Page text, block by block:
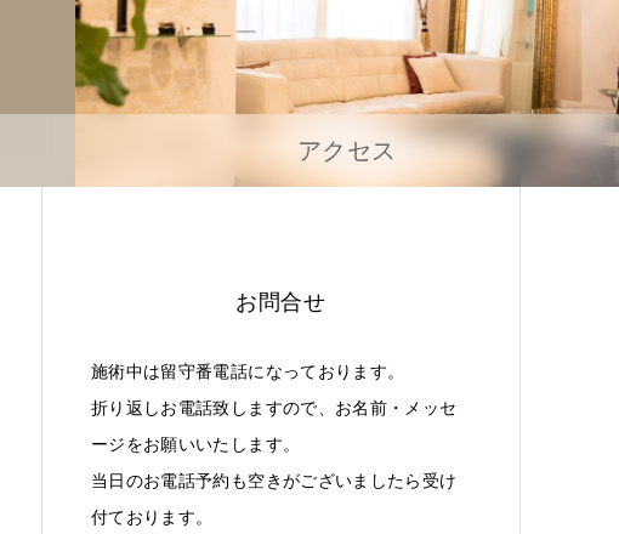
アクセス
お問合せ
施術中は留守番電話になっております。
折り返しお電話致しますので、お名前・メッセ
ージをお願いいたします。
当日のお電話予約も空きがございましたら受け
付ております。